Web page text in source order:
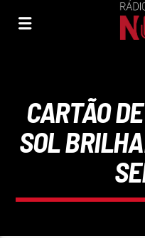
CARTÃO
SOL